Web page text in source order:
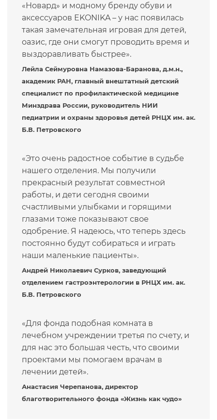
«Новард» и модному бренду обуви и
аксессуаров EKONIKA – у нас появилась
такая замечательная игровая для детей,
оазис, где они смогут проводить время и
выздоравливать быстрее».
Лейла Сеймуровна Намазова-Баранова, д.м.н.,
академик РАН, главный внештатный детский
специалист по профилактической медицине
Минздрава России, руководитель НИИ
педиатрии и охраны здоровья детей РНЦХ им. ак.
Б.В. Петровского
«Это очень радостное событие в судьбе
нашего отделения. Мы получили
прекрасный результат совместной
работы, и дети сегодня своими
счастливыми улыбками и горящими
глазами тоже показывают свое
одобрение. Я надеюсь, что теперь здесь
постоянно будут собираться и играть
наши маленькие пациенты».
Андрей Николаевич Сурков, заведующий
отделением гастроэнтерологии в РНЦХ им. ак.
Б.В. Петровского
«Для фонда подобная комната в
лечебном учреждении третья по счету, и
для нас это большая честь, что своими
проектами мы помогаем врачам в
лечении детей».
Анастасия Черепанова, директор
благотворительного фонда «Жизнь как чудо»